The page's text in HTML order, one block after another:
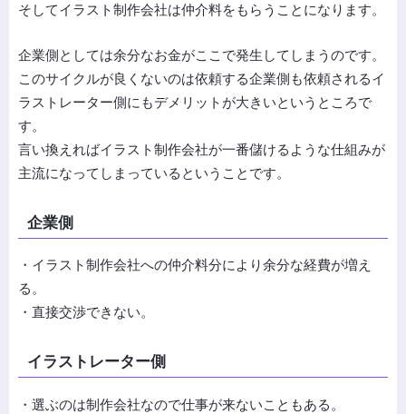
そしてイラスト制作会社は仲介料をもらうことになります。
企業側としては余分なお金がここで発生してしまうのです。
このサイクルが良くないのは依頼する企業側も依頼されるイ
ラストレーター側にもデメリットが大きいというところで
す。
言い換えればイラスト制作会社が一番儲けるような仕組みが
主流になってしまっているということです。
企業側
・イラスト制作会社への仲介料分により余分な経費が増え
る。
・直接交渉できない。
イラストレーター側
・選ぶのは制作会社なので仕事が来ないこともある。